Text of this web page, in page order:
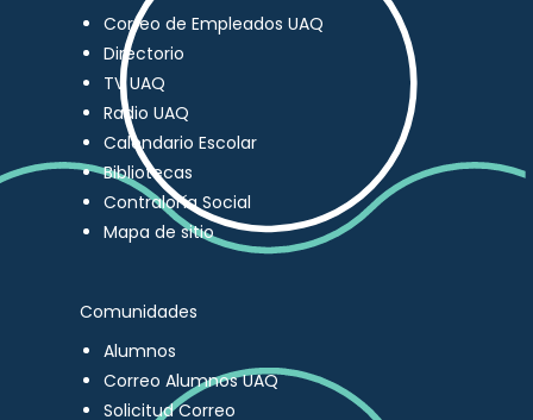
Correo de Empleados UAQ
Directorio
TV UAQ
Radio UAQ
Calendario Escolar
Bibliotecas
Contraloría Social
Mapa de sitio
Comunidades
Alumnos
Correo Alumnos UAQ
Solicitud Correo